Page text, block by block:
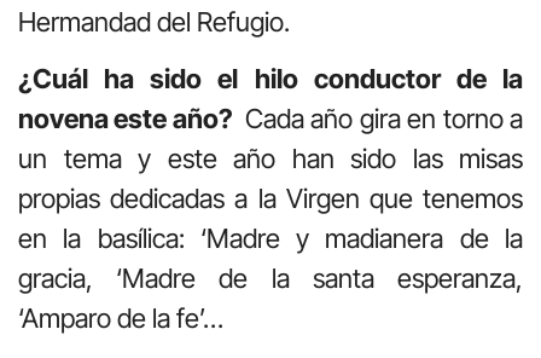
Hermandad del Refugio.
¿Cuál ha sido el hilo conductor de la
novena este año? Cada año gira en torno a
un tema y este año han sido las misas
propias dedicadas a la Virgen que tenemos
en la basílica: ‘Madre y madianera de la
gracia, ‘Madre de la santa esperanza,
‘Amparo de la fe’…